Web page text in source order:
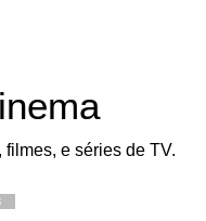
e séries de TV.